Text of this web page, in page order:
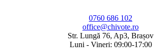
0760 686 102
office@chivote.ro
Str. Lungă 76, Ap3, Brașov
Luni - Vineri: 09:00-17:00